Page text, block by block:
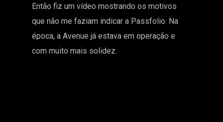
Então fiz um vídeo mostrando os motivos
que não me faziam indicar a Passfolio. Na
época, a Avenue já estava em operação e
com muito mais solidez.